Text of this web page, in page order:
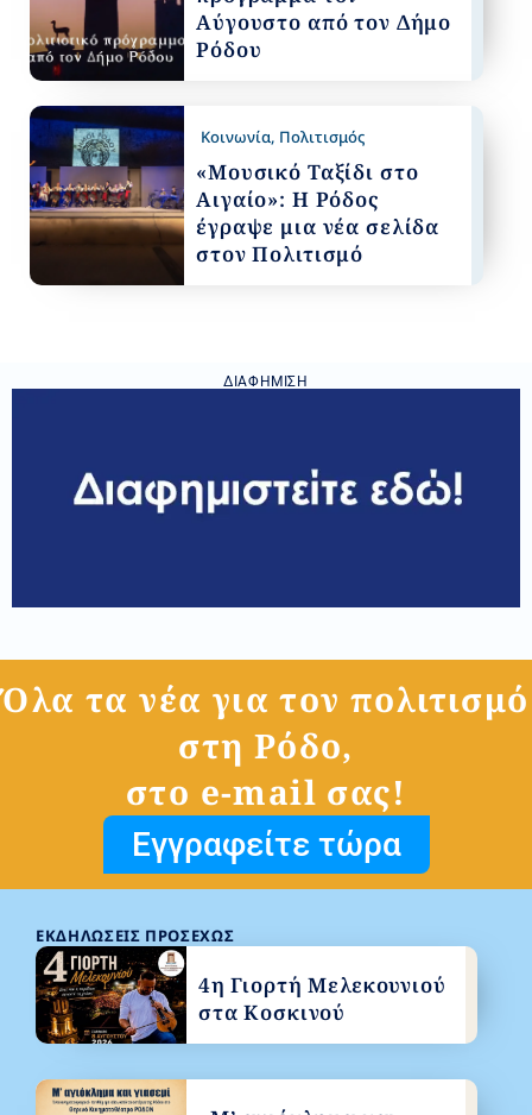
Αύγουστο από τον Δήμο
Ρόδου
Κοινωνία, Πολιτισμός
«Μουσικό Ταξίδι στο
Αιγαίο»: Η Ρόδος
έγραψε μια νέα σελίδα
στον Πολιτισμό
ΔΙΑΦΉΜΙΣΗ
Όλα τα νέα για τον πολιτισμό
στη Ρόδο,
στο e-mail σας!
Εγγραφείτε τώρα
ΕΚΔΗΛΏΣΕΙΣ ΠΡΟΣΕΧΏΣ
4η Γιορτή Μελεκουνιού
στα Κοσκινού